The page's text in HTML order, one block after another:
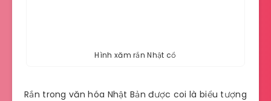
Hình xăm rắn Nhật cổ
Rắn trong văn hóa Nhật Bản được coi là biểu tượng